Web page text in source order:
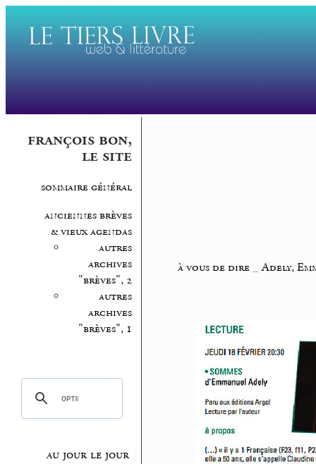
françois bon,
le site
sommaire général
anciennes brèves
& vieux agendas
autres
archives
"brèves", 2
autres
archives
"brèves", 1
au jour le jour
à vous de dire_Adely,